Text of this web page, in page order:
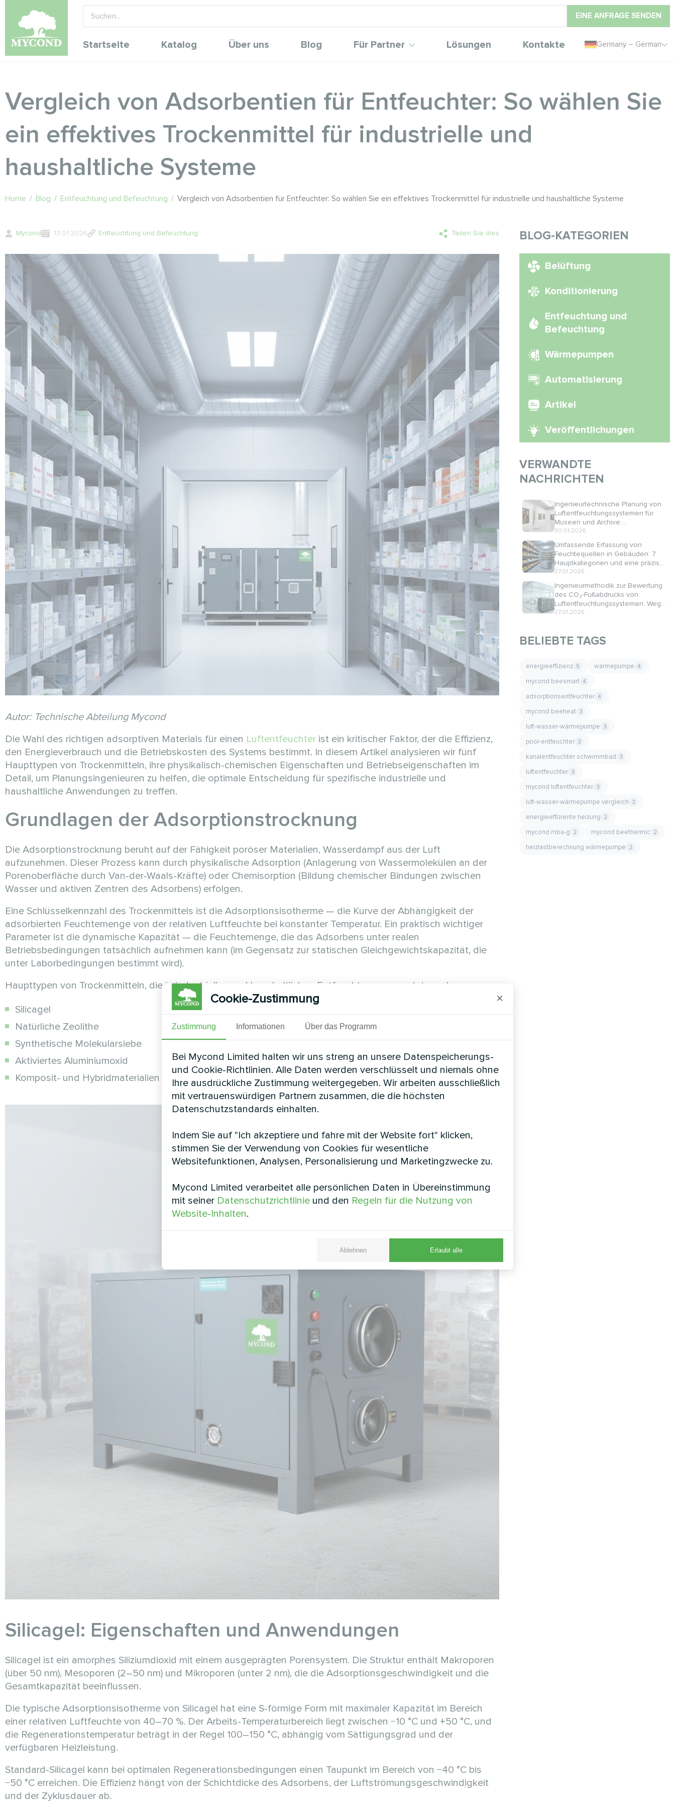
EINE ANFRAGE SENDEN
Startseite Katalog Über uns Blog Für Partner Lösungen Kontakte Germany – German
Vergleich von Adsorbentien für Entfeuchter: So wählen Sie
ein effektives Trockenmittel für industrielle und
haushaltliche Systeme
Home / Blog / Entfeuchtung und Befeuchtung / Vergleich von Adsorbentien für Entfeuchter: So wählen Sie ein effektives Trockenmittel für industrielle und haushaltliche Systeme
Mycond 13.01.2026 Entfeuchtung und Befeuchtung Teilen Sie dies
Autor: Technische Abteilung Mycond
Die Wahl des richtigen adsorptiven Materials für einen Luftentfeuchter ist ein kritischer Faktor, der die Effizienz,
den Energieverbrauch und die Betriebskosten des Systems bestimmt. In diesem Artikel analysieren wir fünf
Haupttypen von Trockenmitteln, ihre physikalisch-chemischen Eigenschaften und Betriebseigenschaften im
Detail, um Planungsingenieuren zu helfen, die optimale Entscheidung für spezifische industrielle und
haushaltliche Anwendungen zu treffen.
Grundlagen der Adsorptionstrocknung
Die Adsorptionstrocknung beruht auf der Fähigkeit poröser Materialien, Wasserdampf aus der Luft
aufzunehmen. Dieser Prozess kann durch physikalische Adsorption (Anlagerung von Wassermolekülen an der
Porenoberfläche durch Van-der-Waals-Kräfte) oder Chemisorption (Bildung chemischer Bindungen zwischen
Wasser und aktiven Zentren des Adsorbens) erfolgen.
Eine Schlüsselkennzahl des Trockenmittels ist die Adsorptionsisotherme — die Kurve der Abhängigkeit der
adsorbierten Feuchtemenge von der relativen Luftfeuchte bei konstanter Temperatur. Ein praktisch wichtiger
Parameter ist die dynamische Kapazität — die Feuchtemenge, die das Adsorbens unter realen
Betriebsbedingungen tatsächlich aufnehmen kann (im Gegensatz zur statischen Gleichgewichtskapazität, die
unter Laborbedingungen bestimmt wird).
Haupttypen von Trockenmitteln, die in industriellen und haushaltlichen Entfeuchtern verwendet werden:
Silicagel
Natürliche Zeolithe
Synthetische Molekularsiebe
Aktiviertes Aluminiumoxid
Komposit- und Hybridmaterialien
Silicagel: Eigenschaften und Anwendungen
Silicagel ist ein amorphes Siliziumdioxid mit einem ausgeprägten Porensystem. Die Struktur enthält Makroporen
(über 50 nm), Mesoporen (2–50 nm) und Mikroporen (unter 2 nm), die die Adsorptionsgeschwindigkeit und die
Gesamtkapazität beeinflussen.
Die typische Adsorptionsisotherme von Silicagel hat eine S-förmige Form mit maximaler Kapazität im Bereich
einer relativen Luftfeuchte von 40–70 %. Der Arbeits-Temperaturbereich liegt zwischen −10 °C und +50 °C, und
die Regenerationstemperatur beträgt in der Regel 100–150 °C, abhängig vom Sättigungsgrad und der
verfügbaren Heizleistung.
Standard-Silicagel kann bei optimalen Regenerationsbedingungen einen Taupunkt im Bereich von −40 °C bis
−50 °C erreichen. Die Effizienz hängt von der Schichtdicke des Adsorbens, der Luftströmungsgeschwindigkeit
und der Zyklusdauer ab.
BLOG-KATEGORIEN
Belüftung
Konditionierung
Entfeuchtung und
Befeuchtung
Wärmepumpen
Automatisierung
Artikel
Veröffentlichungen
VERWANDTE
NACHRICHTEN
Ingenieurtechnische Planung von
Luftentfeuchtungssystemen für
Museen und Archive:
Technologien und Berechnungen
30.01.2026
Umfassende Erfassung von
Feuchtequellen in Gebäuden: 7
Hauptkategorien und eine präzise
Berechnungsmethodik
27.01.2026
Ingenieurmethodik zur Bewertung
des CO₂-Fußabdrucks von
Luftentfeuchtungssystemen: Wege
zur Minimierung der CO₂-
27.01.2026
BELIEBTE TAGS
energieeffizienz 5 wärmepumpe 4
mycond beesmart 4
adsorptionsentfeuchter 4
mycond beeheat 3
luft-wasser-wärmepumpe 3
pool-entfeuchter 3
kanalentfeuchter schwimmbad 3
luftentfeuchter 3
mycond luftentfeuchter 3
luft-wasser-wärmepumpe vergleich 3
energieeffiziente heizung 2
mycond mba-g 2 mycond beethermic 2
heizlastberechnung wärmepumpe 2
Cookie-Zustimmung ×
Zustimmung Informationen Über das Programm
Bei Mycond Limited halten wir uns streng an unsere Datenspeicherungs-
und Cookie-Richtlinien. Alle Daten werden verschlüsselt und niemals ohne
Ihre ausdrückliche Zustimmung weitergegeben. Wir arbeiten ausschließlich
mit vertrauenswürdigen Partnern zusammen, die die höchsten
Datenschutzstandards einhalten.
Indem Sie auf "Ich akzeptiere und fahre mit der Website fort" klicken,
stimmen Sie der Verwendung von Cookies für wesentliche
Websitefunktionen, Analysen, Personalisierung und Marketingzwecke zu.
Mycond Limited verarbeitet alle persönlichen Daten in Übereinstimmung
mit seiner Datenschutzrichtlinie und den Regeln für die Nutzung von
Website-Inhalten.
Ablehnen Erlaubt alle